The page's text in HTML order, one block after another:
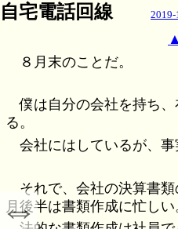
自宅電話回線 2019-
８月末のことだ。
僕は自分の会社を持ち
る。
会社にはしているが、事
それで、会社の決算書
月後半は書類作成に忙しい
⇔